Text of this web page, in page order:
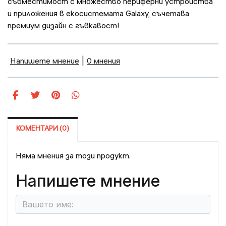
и приложения в екосистемата Galaxy, съчетава
премиум дизайн с гъвкавост!
Напишете мнение 0 мнения
КОМЕНТАРИ (0)
Няма мнения за този продукт.
Напишете мнение